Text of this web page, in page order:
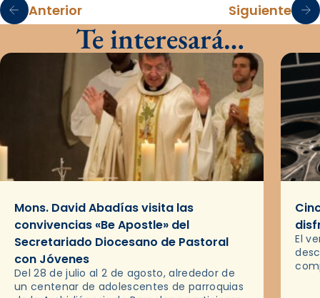
Anterior Siguiente
Te interesará…
Mons. David Abadías visita las
convivencias «Be Apostle» del
Secretariado Diocesano de Pastoral
con Jóvenes
Del 28 de julio al 2 de agosto, alrededor de
un centenar de adolescentes de parroquias
El